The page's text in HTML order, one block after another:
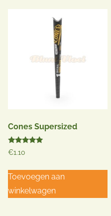
Cones Supersized
Gewaardeerd
5.00
€1.10
Toevoegen aan
winkelwagen